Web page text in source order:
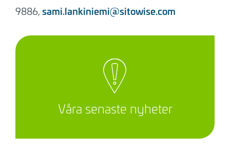
9886, sami.lankiniemi@sitowise.com
Våra senaste nyheter